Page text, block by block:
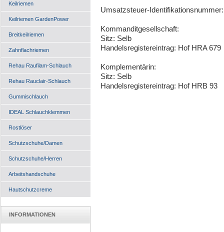
Keilriemen
Keilriemen GardenPower
Breitkeilriemen
Zahnflachriemen
Rehau Raufilam-Schlauch
Rehau Rauclair-Schlauch
Gummischlauch
IDEAL Schlauchklemmen
Rostlöser
Schutzschuhe/Damen
Schutzschuhe/Herren
Arbeitshandschuhe
Hautschutzcreme
INFORMATIONEN
Umsatzsteuer-
Kommanditgesellschaft:
Sitz: Selb
Handelsregistereintrag: Hof HRA 679
Komplementärin:
Sitz: Selb
Handelsregistereintrag: Hof HRB 93